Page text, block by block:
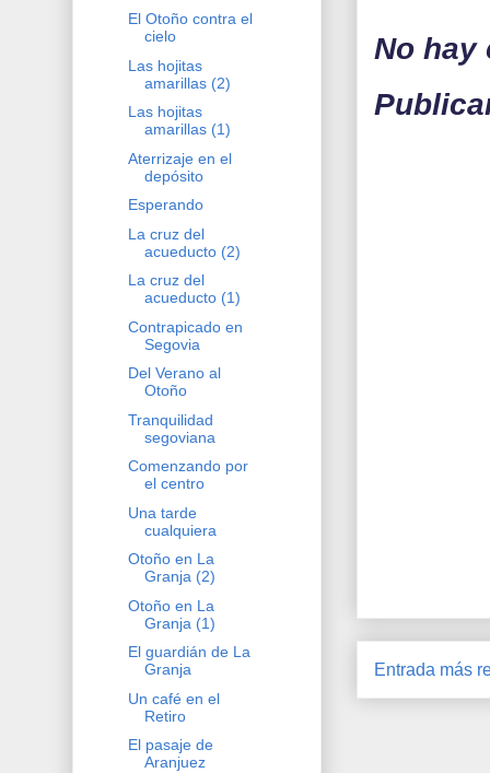
No hay
Entrada más
El Otoño contra el
cielo
Las hojitas
amarillas (2)
Las hojitas
amarillas (1)
Aterrizaje en el
depósito
Esperando
La cruz del
acueducto (2)
La cruz del
acueducto (1)
Contrapicado en
Segovia
Del Verano al
Otoño
Tranquilidad
segoviana
Comenzando por
el centro
Una tarde
cualquiera
Otoño en La
Granja (2)
Otoño en La
Granja (1)
El guardián de La
Granja
Un café en el
Retiro
El pasaje de
Aranjuez